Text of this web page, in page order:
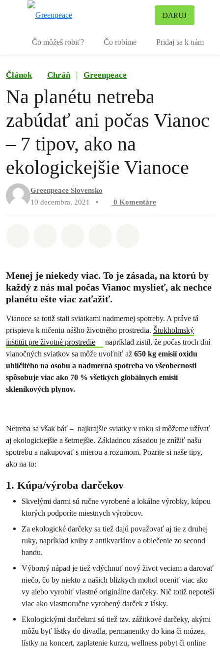
DARUJ
Čo môžeš robiť? Čo robíme Pridaj sa k nám
Článok Chráň | Greenpeace
Na planétu netreba
zabúdať ani počas Vianoc
– 7 tipov, ako na
ekologickejšie Vianoce
Greenpeace Slovensko
10 decembra, 2021
• 0 Komentáre
Menej je niekedy viac. To je zásada, na ktorú by
každý z nás mal počas Vianoc myslieť, ak nechce
planétu ešte viac zaťažiť.
Vianoce sa totiž stali sviatkami nadmernej spotreby. A práve tá
prispieva k ničeniu nášho životného prostredia. Štokholmský
inštitút pre životné prostredie
napríklad zistil, že počas troch dní
vianočných sviatkov sa môže uvoľniť až 650 kg emisií oxidu
uhličitého na osobu a nadmerná spotreba vo všeobecnosti
spôsobuje viac ako 70 % všetkých globálnych emisií
skleníkových plynov.
Netreba sa však báť – najkrajšie sviatky v roku si môžeme užívať
aj ekologickejšie a šetrnejšie. Základnou zásadou je znížiť našu
spotrebu a nakupovať s mierou a rozumom. Pozrite si naše tipy,
ako na to:
1. Kúpa/výroba darčekov
Skvelými darmi sú ručne vyrobené a lokálne výrobky, kúpou
ktorých podporíte miestnych výrobcov.
Za ekologické darčeky sa tiež dajú považovať aj tie z druhej
ruky, napríklad knihy z antikvariátov a oblečenie zo second
handu.
Výborný nápad je tiež vdýchnuť nový život veciam a darovať
niečo, čo by niekto z našich blízkych mohol oceniť viac ako
vy alebo vyrobiť vlastné originálne darčeky. Nič totiž nepoteší
viac ako vlastnoručne vyrobený darček z lásky.
Ekologickými darčekmi sú tiež tzv. zážitkové darčeky, akými
môžu byť lístky do divadla, permanentky do kina či múzea,
lístky na koncert, zaplatenie kurzu, wellness pobyt či online